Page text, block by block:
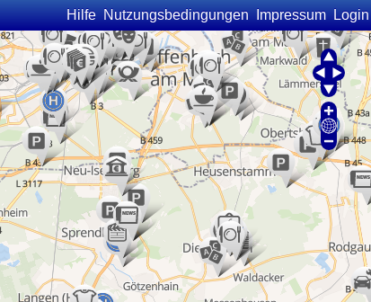
Hilfe Nutzungsbedingungen Impressum Login